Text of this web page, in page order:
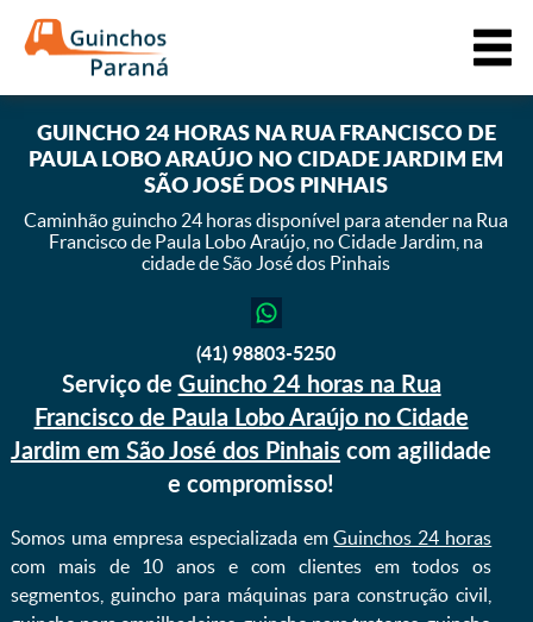
GUINCHO 24 HORAS NA RUA FRANCISCO DE
PAULA LOBO ARAÚJO NO CIDADE JARDIM EM
SÃO JOSÉ DOS PINHAIS
Caminhão guincho 24 horas disponível para atender na Rua
Francisco de Paula Lobo Araújo, no Cidade Jardim, na
cidade de São José dos Pinhais
(41) 98803-5250
Serviço de Guincho 24 horas na Rua
Francisco de Paula Lobo Araújo no Cidade
Jardim em São José dos Pinhaiscom agilidade
e compromisso!
Somos uma empresa especializada emGuinchos 24 horas
com mais de 10 anos e com clientes em todos os
segmentos, guincho para máquinas para construção civil,